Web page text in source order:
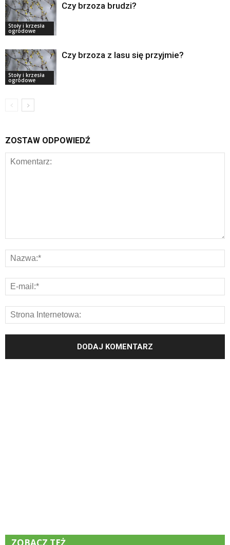
Stoły i krzesła
ogrodowe
Czy brzoza brudzi?
Stoły i krzesła
ogrodowe
Czy brzoza z lasu się przyjmie?
ZOSTAW ODPOWIEDŹ